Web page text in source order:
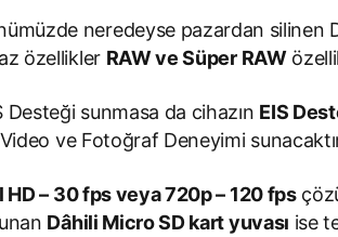
neredeyse pazardan silinen
özellikler RAW ve Süper RAW
Desteği sunmasa da cihazın EIS
ve Fotoğraf Deneyimi
HD – 30 fps veya 720p – 120 fps
Dâhili Micro SD kart yuvası ise